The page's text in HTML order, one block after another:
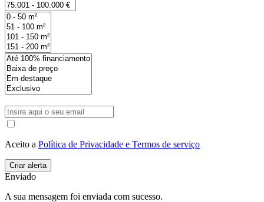
Aceito a Política de Privacidade e Termos de serviço
Enviado
A sua mensagem foi enviada com sucesso.